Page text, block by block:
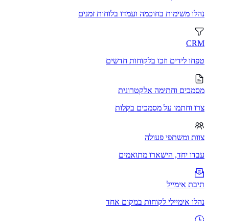
נהלו משימות בחוכמה ועמדו בלוחות זמנים
CRM
טפחו לידים וזכו בלקוחות חדשים
מסמכים וחתימה אלקטרונית
צרו וחתמו על מסמכים בקלות
צוות ומשתפי פעולה
עבדו יחד, הישארו מתואמים
תיבת אימייל
נהלו אימיילי לקוחות במקום אחד